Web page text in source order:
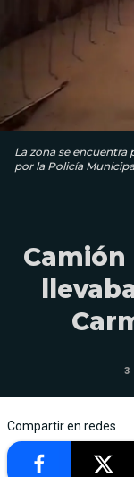
La zona se
por la Policía
3
Compartir en redes